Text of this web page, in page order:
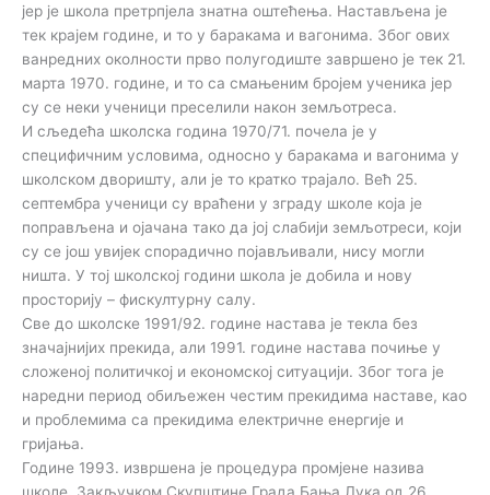
јер је школа претрпјела знатна оштећења. Настављена је
тек крајем године, и то у баракама и вагонима. Због ових
ванредних околности прво полугодиште завршено је тек 21.
марта 1970. године, и то са смањеним бројем ученика јер
су се неки ученици преселили након земљотреса.
И сљедећа школска година 1970/71. почела је у
специфичним условима, односно у баракама и вагонима у
школском дворишту, али је то кратко трајало. Већ 25.
септембра ученици су враћени у зграду школе која је
поправљена и ојачана тако да јој слабији земљотреси, који
су се још увијек спорадично појављивали, нису могли
ништа. У тој школској години школа је добила и нову
просторију – фискултурну салу.
Све до школске 1991/92. године настава је текла без
значајнијих прекида, али 1991. године настава почиње у
сложеној политичкој и економској ситуацији. Због тога је
наредни период обиљежен честим прекидима наставе, као
и проблемима са прекидима електричне енергије и
гријања.
Године 1993. извршена је процедура промјене назива
школе. Закључком Скупштине Града Бања Лука од 26.